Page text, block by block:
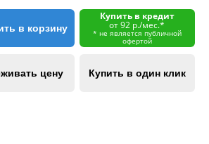
в корзину
Купить в кредит
от 92 р./мес.*
* не является публичной
офертой
цену Купить в один клик